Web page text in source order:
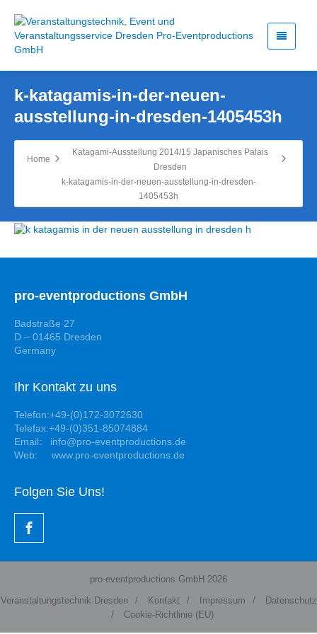
k-katagamis-in-der-neuen-
ausstellung-in-dresden-1405453h
Home
Katagami-Ausstellung 2014/15 Japanisches Palais
Dresden
k-katagamis-in-der-neuen-ausstellung-in-dresden-
1405453h
pro-eventproductions GmbH
Badstraße 27
D – 01465 Dresden
Germany
Ihr Kontakt zu uns
Telefon:+49-(0)172-3072630
Telefax:+49-(0)351-85074884
Email: info@pro-eventproductions.de
Web: www.pro-eventproductions.de
Folgen Sie Uns!
pro-eventproductions GmbH 2026
Veranstaltungstechnik Dresden
/ Kontakt / Impressum /
Datenschutz
/
Cookie-Richtlinie (EU)